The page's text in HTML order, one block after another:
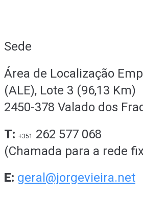
Sede
Área de Localização
(ALE), Lote 3 (96,13 Km)
2450-378 Valado dos
T: +351
262 577 068
(Chamada para a rede
E: geral@jorgevieira.net